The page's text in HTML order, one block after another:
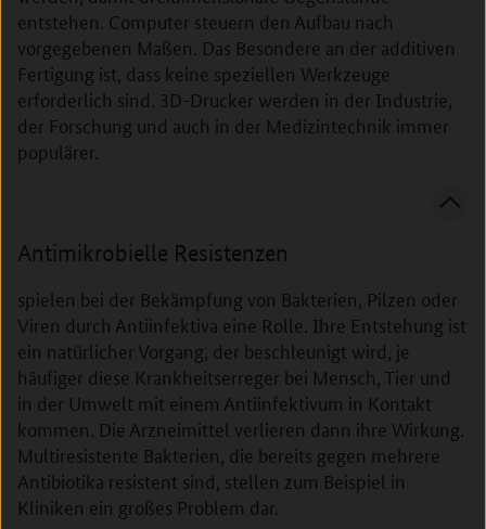
Forschungsstandort stärken
Unser Weg in die Zukunft
Vernetzung mit anderen Förderprogrammen und
Einrichtungen
entstehen. Computer steuern den Aufbau nach
vorgegebenen Maßen. Das Besondere an der additiven
Fertigung ist, dass keine speziellen Werkzeuge
erforderlich sind. 3D-Drucker werden in der Industrie,
der Forschung und auch in der Medizintechnik immer
populärer.
Antimikrobielle Resistenzen
spielen bei der Bekämpfung von Bakterien, Pilzen oder
Viren durch Antiinfektiva eine Rolle. Ihre Entstehung ist
ein natürlicher Vorgang, der beschleunigt wird, je
häufiger diese Krankheitserreger bei Mensch, Tier und
in der Umwelt mit einem Antiinfektivum in Kontakt
kommen. Die Arzneimittel verlieren dann ihre Wirkung.
Multiresistente Bakterien, die bereits gegen mehrere
Antibiotika resistent sind, stellen zum Beispiel in
Kliniken ein großes Problem dar.